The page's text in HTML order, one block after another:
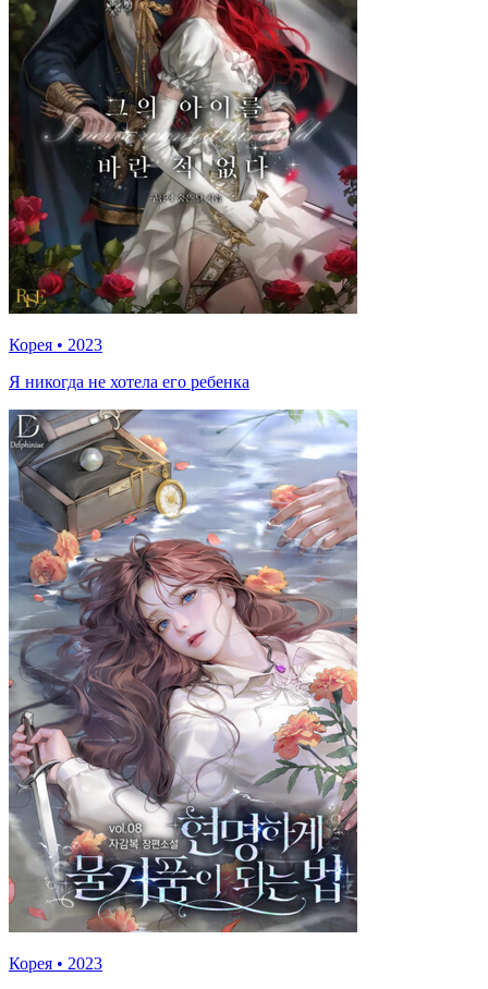
Корея • 2023
Я никогда не хотела его ребенка
Корея • 2023